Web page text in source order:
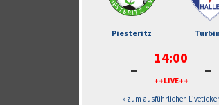
Piesteritz
- 14:00
++LIVE++ -
» zum ausführlichen Liveticker